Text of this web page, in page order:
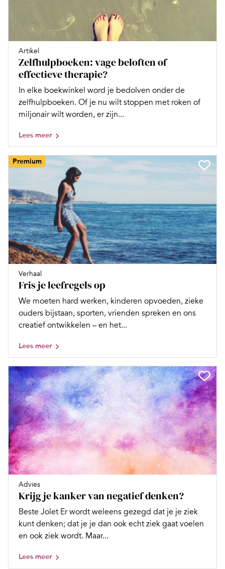
Artikel
Zelfhulpboeken: vage beloften of
effectieve therapie?
In elke boekwinkel word je bedolven onder de
zelfhulpboeken. Of je nu wilt stoppen met roken of
miljonair wilt worden, er zijn...
Lees meer
Premium
Verhaal
Fris je leefregels op
We moeten hard werken, kinderen opvoeden, zieke
ouders bijstaan, sporten, vrienden spreken en ons
creatief ontwikkelen – en het...
Lees meer
Advies
Krijg je kanker van negatief denken?
Beste Jolet Er wordt weleens gezegd dat je je ziek
kunt denken; dat je je dan ook echt ziek gaat voelen
en ook ziek wordt. Maar...
Lees meer